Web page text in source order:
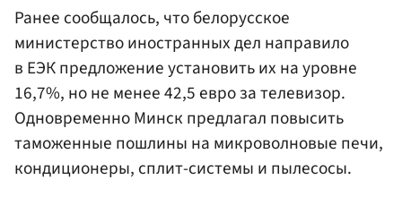
Ранее сообщалось, что белорусское
министерство иностранных дел направило
в ЕЭК предложение установить их на уровне
16,7%, но не менее 42,5 евро за телевизор.
Одновременно Минск предлагал повысить
таможенные пошлины на микроволновые печи,
кондиционеры, сплит-системы и пылесосы.